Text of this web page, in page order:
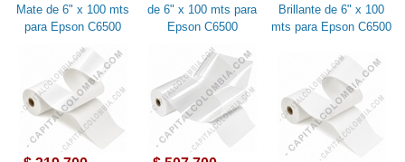
Mate de 6" x 100 mts
para Epson C6500
de 6" x 100 mts para
Epson C6500
Brillante de 6" x 100
mts para Epson C6500